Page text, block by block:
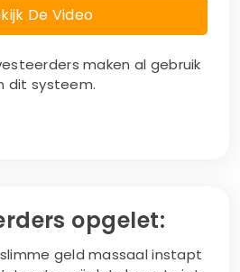
De Video
maken al gebruik
dit systeem.
opgelet:
geld massaal instapt